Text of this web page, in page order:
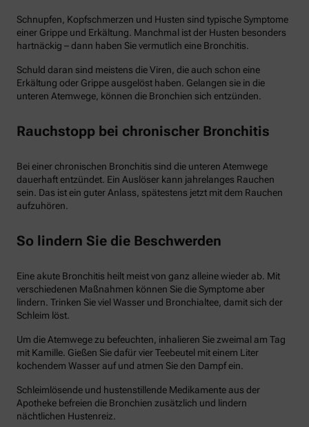
Schnupfen, Kopfschmerzen und Husten sind typische Symptome
einer Grippe und Erkältung. Manchmal ist der Husten besonders
hartnäckig – dann haben Sie vermutlich eine Bronchitis.
Schuld daran sind meistens die Viren, die auch schon eine
Erkältung oder Grippe ausgelöst haben. Gelangen sie in die
unteren Atemwege, können die Bronchien sich entzünden.
Rauchstopp bei chronischer Bronchitis
Bei einer chronischen Bronchitis sind die unteren Atemwege
dauerhaft entzündet. Ein Auslöser kann jahrelanges Rauchen
sein. Das ist ein guter Anlass, spätestens jetzt mit dem Rauchen
aufzuhören.
So lindern Sie die Beschwerden
Eine akute Bronchitis heilt meist von ganz alleine wieder ab. Mit
verschiedenen Maßnahmen können Sie die Symptome aber
lindern. Trinken Sie viel Wasser und Bronchialtee, damit sich der
Schleim löst.
Um die Atemwege zu befeuchten, inhalieren Sie zweimal am Tag
mit Kamille. Gießen Sie dafür vier Teebeutel mit einem Liter
kochendem Wasser auf und atmen Sie den Dampf ein.
Schleimlösende und hustenstillende Medikamente aus der
Apotheke befreien die Bronchien zusätzlich und lindern
nächtlichen Hustenreiz.